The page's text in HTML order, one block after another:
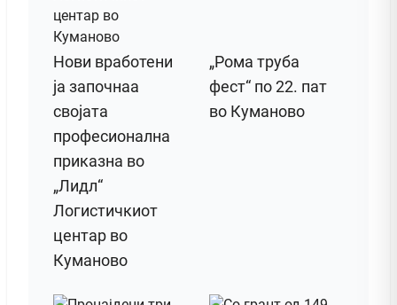
Нови вработени
ја започнаа
својата
професионална
приказна во
„Лидл“
Логистичкиот
центар во
Куманово
„Рома труба
фест“ по 22. пат
во Куманово